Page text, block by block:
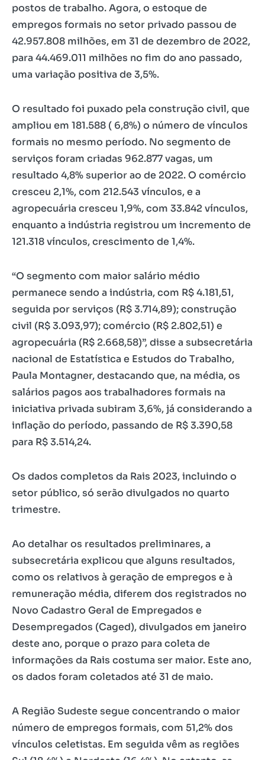
postos de trabalho. Agora, o estoque de
empregos formais no setor privado passou de
42.957.808 milhões, em 31 de dezembro de 2022,
para 44.469.011 milhões no fim do ano passado,
uma variação positiva de 3,5%.
O resultado foi puxado pela construção civil, que
ampliou em 181.588 ( 6,8%) o número de vínculos
formais no mesmo período. No segmento de
serviços foram criadas 962.877 vagas, um
resultado 4,8% superior ao de 2022. O comércio
cresceu 2,1%, com 212.543 vínculos, e a
agropecuária cresceu 1,9%, com 33.842 vínculos,
enquanto a indústria registrou um incremento de
121.318 vínculos, crescimento de 1,4%.
“O segmento com maior salário médio
permanece sendo a indústria, com R$ 4.181,51,
seguida por serviços (R$ 3.714,89); construção
civil (R$ 3.093,97); comércio (R$ 2.802,51) e
agropecuária (R$ 2.668,58)”, disse a subsecretária
nacional de Estatística e Estudos do Trabalho,
Paula Montagner, destacando que, na média, os
salários pagos aos trabalhadores formais na
iniciativa privada subiram 3,6%, já considerando a
inflação do período, passando de R$ 3.390,58
para R$ 3.514,24.
Os dados completos da Rais 2023, incluindo o
setor público, só serão divulgados no quarto
trimestre.
Ao detalhar os resultados preliminares, a
subsecretária explicou que alguns resultados,
como os relativos à geração de empregos e à
remuneração média, diferem dos registrados no
Novo Cadastro Geral de Empregados e
Desempregados (Caged), divulgados em janeiro
deste ano, porque o prazo para coleta de
informações da Rais costuma ser maior. Este ano,
os dados foram coletados até 31 de maio.
A Região Sudeste segue concentrando o maior
número de empregos formais, com 51,2% dos
vínculos celetistas. Em seguida vêm as regiões